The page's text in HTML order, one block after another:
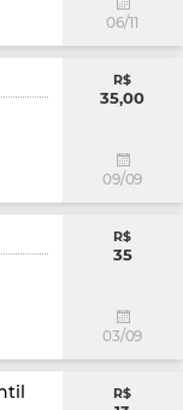
06/11
R$
35,00
09/09
R$
35
03/09
R$